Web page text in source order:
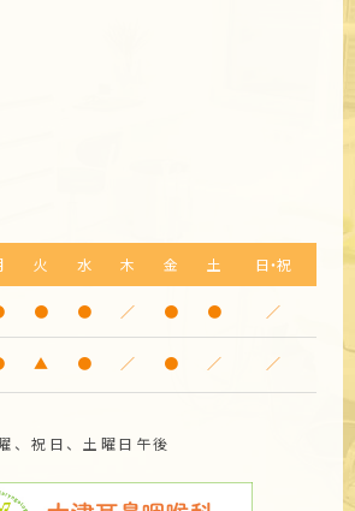
火 水 木 金 土 日・祝
● ● ／ ● ● ／
▲ ● ／ ● ／
／
、祝日、土曜日午後